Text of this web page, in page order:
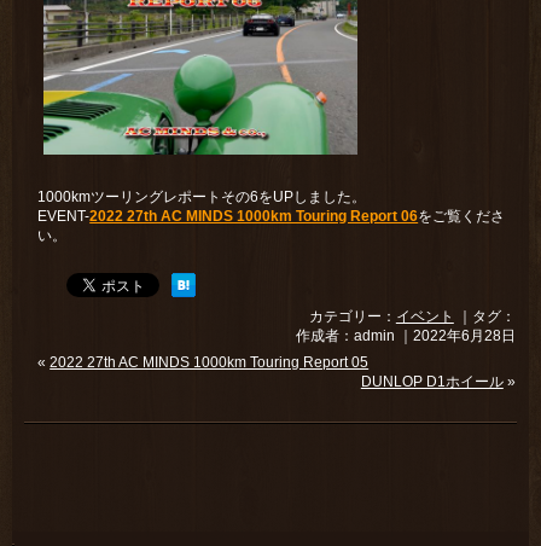
1000kmツーリングレポートその6をUPしました。
EVENT-2022 27th AC MINDS 1000km Touring Report 06をご覧くださ
い。
カテゴリー： イベント
｜タグ：
作成者：admin ｜2022年6月28日
«2022 27th AC MINDS 1000km Touring Report 05
DUNLOP D1ホイール»